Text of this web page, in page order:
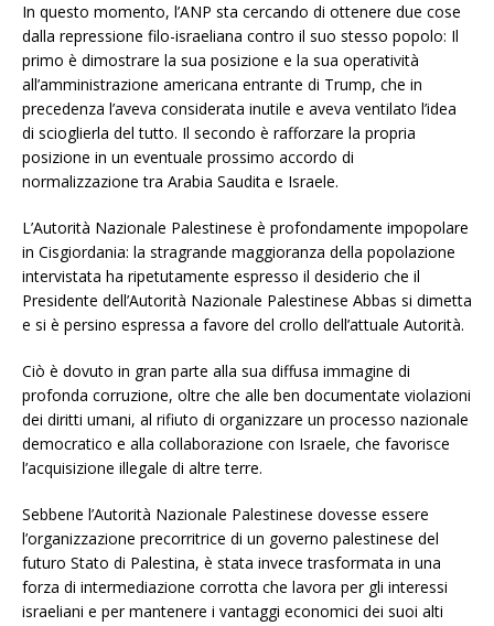
In questo momento, l’ANP sta cercando di ottenere due cose
dalla repressione filo-israeliana contro il suo stesso popolo: Il
primo è dimostrare la sua posizione e la sua operatività
all’amministrazione americana entrante di Trump, che in
precedenza l’aveva considerata inutile e aveva ventilato l’idea
di scioglierla del tutto. Il secondo è rafforzare la propria
posizione in un eventuale prossimo accordo di
normalizzazione tra Arabia Saudita e Israele.
L’Autorità Nazionale Palestinese è profondamente impopolare
in Cisgiordania: la stragrande maggioranza della popolazione
intervistata ha ripetutamente espresso il desiderio che il
Presidente dell’Autorità Nazionale Palestinese Abbas si dimetta
e si è persino espressa a favore del crollo dell’attuale Autorità.
Ciò è dovuto in gran parte alla sua diffusa immagine di
profonda corruzione, oltre che alle ben documentate violazioni
dei diritti umani, al rifiuto di organizzare un processo nazionale
democratico e alla collaborazione con Israele, che favorisce
l’acquisizione illegale di altre terre.
Sebbene l’Autorità Nazionale Palestinese dovesse essere
l’organizzazione precorritrice di un governo palestinese del
futuro Stato di Palestina, è stata invece trasformata in una
forza di intermediazione corrotta che lavora per gli interessi
israeliani e per mantenere i vantaggi economici dei suoi alti